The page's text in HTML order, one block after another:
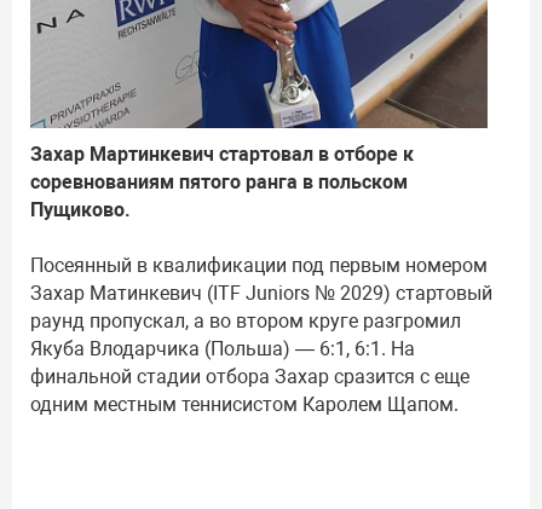
Захар Мартинкевич стартовал в отборе к
соревнованиям пятого ранга в польском
Пущиково.
Посеянный в квалификации под первым номером
Захар Матинкевич (ITF Juniors № 2029) стартовый
раунд пропускал, а во втором круге разгромил
Якуба Влодарчика (Польша) — 6:1, 6:1. На
финальной стадии отбора Захар сразится с еще
одним местным теннисистом Каролем Щапом.